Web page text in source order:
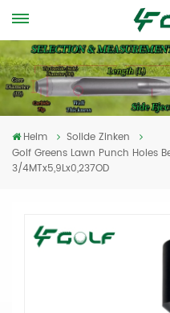
Heim
Solide Zinken
Golf Greens Lawn Punch Holes
3/4MTx5,9Lx0,237OD